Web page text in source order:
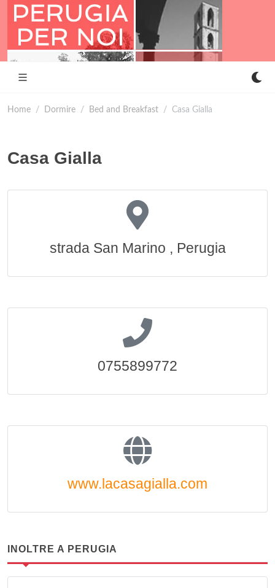
Home Dormire Bed and Breakfast Casa Gialla
Casa Gialla
strada San Marino , Perugia
0755899772
www.lacasagialla.com
INOLTRE A PERUGIA